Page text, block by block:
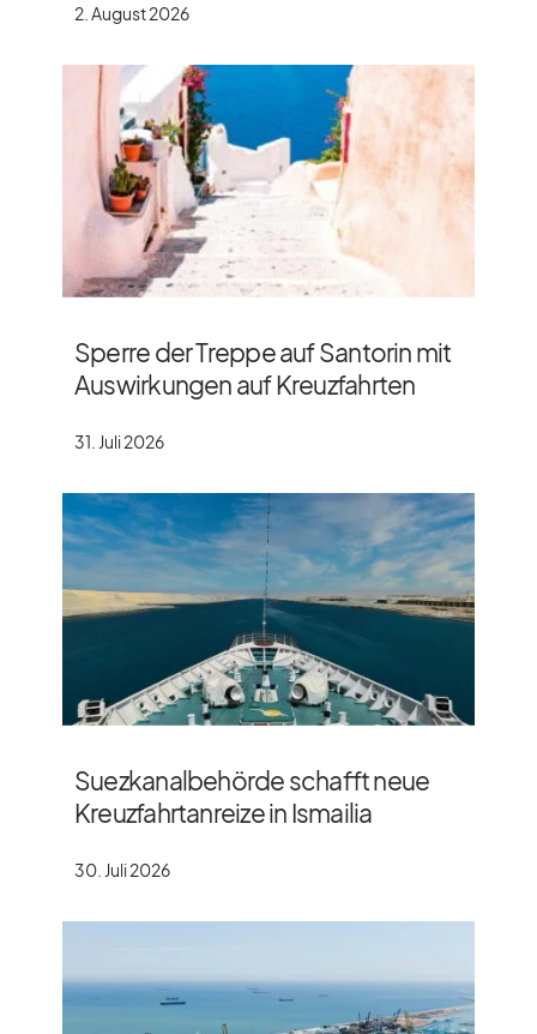
2. August 2026
Sperre der Treppe auf Santorin mit
Auswirkungen auf Kreuzfahrten
31. Juli 2026
Suezkanalbehörde schafft neue
Kreuzfahrtanreize in Ismailia
30. Juli 2026